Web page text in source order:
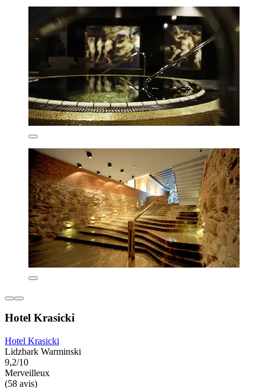
Hotel Krasicki
Hotel Krasicki
Lidzbark Warminski
9,2/10
Merveilleux
(58 avis)